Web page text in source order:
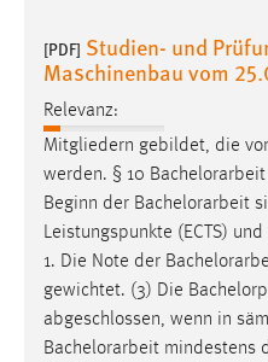
[PDF] Studien- und
Maschinenbau vom
Relevanz:
Mitgliedern gebildet, die
werden. § 10 Bachelorarbeit
Beginn der Bachelorarbeit
Leistungspunkte (ECTS)
1. Die Note der
gewichtet. (3) Die
abgeschlossen, wenn in
Bachelorarbeit mindestens